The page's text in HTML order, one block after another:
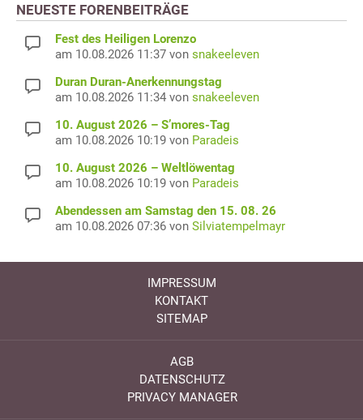
NEUESTE FORENBEITRÄGE
Fest des Heiligen Lorenzo
am 10.08.2026 11:37 von snakeeleven
Duran Duran-Anerkennungstag
am 10.08.2026 11:34 von snakeeleven
10. August 2026 – S’mores-Tag
am 10.08.2026 10:19 von Paradeis
10. August 2026 – Weltlöwentag
am 10.08.2026 10:19 von Paradeis
Abendessen am Samstag den 15. 08. 26
am 10.08.2026 07:36 von Silviatempelmayr
IMPRESSUM
KONTAKT
SITEMAP
AGB
DATENSCHUTZ
PRIVACY MANAGER